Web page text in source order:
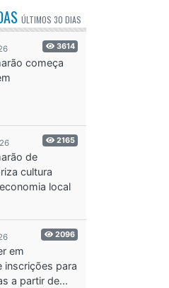
ÚLTIMOS 30 DIAS
3614
começa
2165
de
cultura
local
2096
em
inscrições para
a partir de...